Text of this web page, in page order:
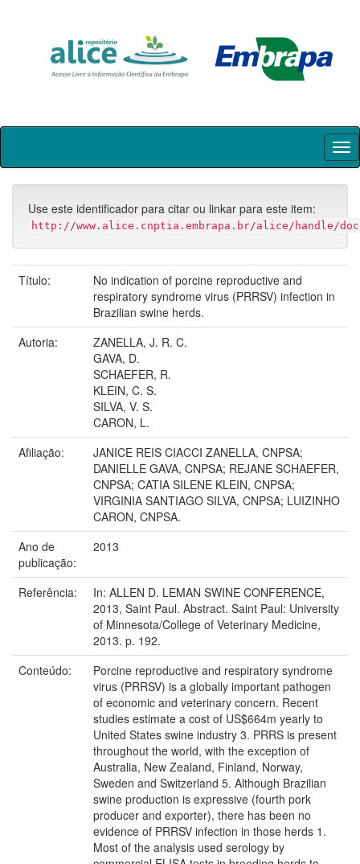
Skip
Use este identificador para citar ou linkar para este item:
http://www.alice.cnptia.embrapa.br/alice/handle/doc/
Título:
No indication of porcine reproductive and
respiratory syndrome virus (PRRSV) infection in
Brazilian swine herds.
Autoria:
ZANELLA, J. R. C.
GAVA, D.
SCHAEFER, R.
KLEIN, C. S.
SILVA, V. S.
CARON, L.
Afiliação:
JANICE REIS CIACCI ZANELLA, CNPSA;
DANIELLE GAVA, CNPSA; REJANE SCHAEFER,
CNPSA; CATIA SILENE KLEIN, CNPSA;
VIRGINIA SANTIAGO SILVA, CNPSA; LUIZINHO
CARON, CNPSA.
Ano de
publicação:
2013
Referência:
In: ALLEN D. LEMAN SWINE CONFERENCE,
2013, Saint Paul. Abstract. Saint Paul: University
of Minnesota/College of Veterinary Medicine,
2013. p. 192.
Conteúdo:
Porcine reproductive and respiratory syndrome
virus (PRRSV) is a globally important pathogen
of economic and veterinary concern. Recent
studies estimate a cost of US$664m yearly to
United States swine industry 3. PRRS is present
throughout the world, with the exception of
Australia, New Zealand, Finland, Norway,
Sweden and Switzerland 5. Although Brazilian
swine production is expressive (fourth pork
producer and exporter), there has been no
evidence of PRRSV infection in those herds 1.
Most of the analysis used serology by